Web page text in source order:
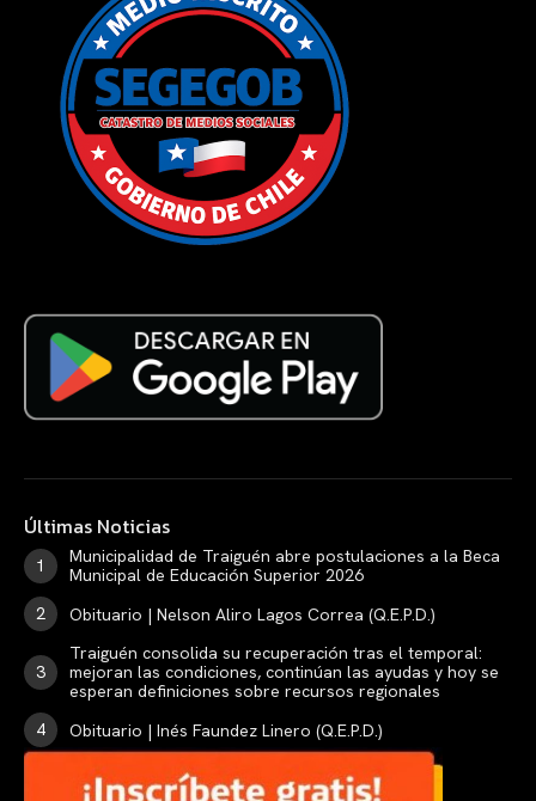
Últimas Noticias
Municipalidad de Traiguén abre postulaciones a la Beca
Municipal de Educación Superior 2026
Obituario | Nelson Aliro Lagos Correa (Q.E.P.D.)
Traiguén consolida su recuperación tras el temporal:
mejoran las condiciones, continúan las ayudas y hoy se
esperan definiciones sobre recursos regionales
Obituario | Inés Faundez Linero (Q.E.P.D.)